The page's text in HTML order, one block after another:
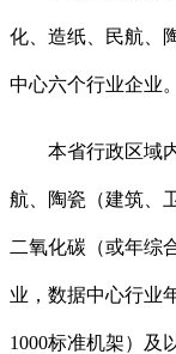
化、造纸、民航、
中心六个行业企业。
本省行政区域内
航、陶瓷（建筑、
二氧化碳（或年综
业，数据中心行业
1000标准机架）及